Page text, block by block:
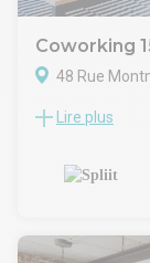
Coworking
48 Rue
Location
Tiquetonne,
ème étage
• 1 SDR 6
Lire plus